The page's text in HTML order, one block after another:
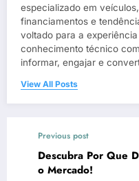
especializado em
financiamentos e
voltado para a
conhecimento técnico
informar, engajar e
View All Posts
Previous post
Descubra Por Que
o Mercado!